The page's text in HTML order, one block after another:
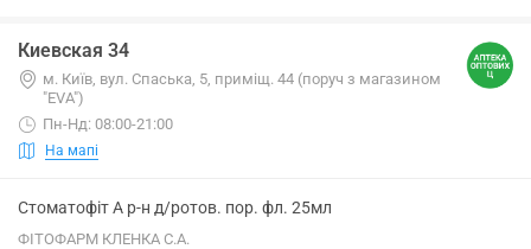
Киевская 34
м. Київ, вул. Спаська, 5, приміщ. 44 (поруч з магазином
"EVA")
Пн-Нд: 08:00-21:00
На мапі
Стоматофіт А р-н д/ротов. пор. фл. 25мл
ФІТОФАРМ КЛЕНКА С.А.